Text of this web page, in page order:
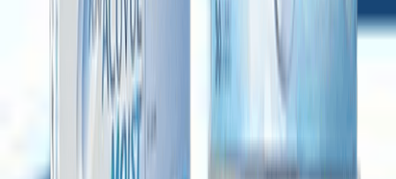
Bc (Base Curve)
Materyal